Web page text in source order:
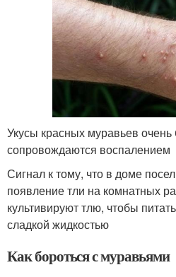
Укусы красных муравьев
сопровождаются воспалением
Сигнал к тому, что в доме
появление тли на комнатных
культивируют тлю, чтобы
сладкой жидкостью
Как бороться с муравьями